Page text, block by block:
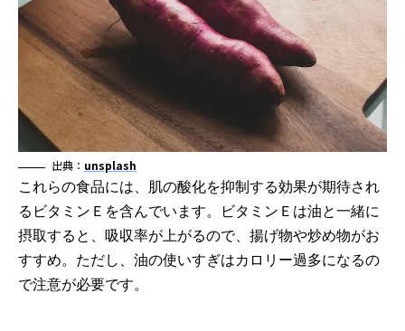
出典： unsplash
これらの食品には、肌の酸化を抑制する効果が期待され
るビタミンＥを含んでいます。ビタミンＥは油と一緒に
摂取すると、吸収率が上がるので、揚げ物や炒め物がお
すすめ。ただし、油の使いすぎはカロリー過多になるの
で注意が必要です。